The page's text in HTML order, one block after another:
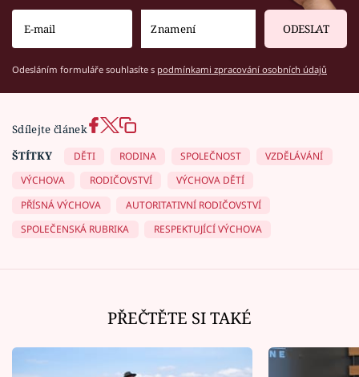
ODESLAT
Odesláním formuláře souhlasíte s podmínkami zpracování osobních údajů
Sdílejte článek
ŠTÍTKY
DĚTI RODINA SPOLEČNOST
VZDĚLÁVÁNÍ
VÝCHOVA
RODIČOVSTVÍ
VÝCHOVA DĚTÍ
PŘÍSNÁ VÝCHOVA
AUTORITATIVNÍ RODIČOVSTVÍ
SPOLEČENSKÁ RUBRIKA
RESPEKTUJÍCÍ VÝCHOVA
PŘEČTĚTE SI TAKÉ